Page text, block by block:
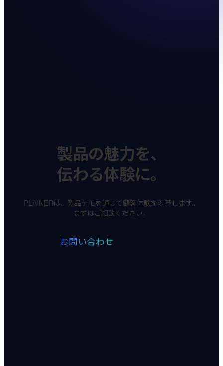
製品の魅力を、
伝わる体験に。
PLAINERは、製品デモを通じて顧客体験を変革します。
まずはご相談ください。
お問い合わせ